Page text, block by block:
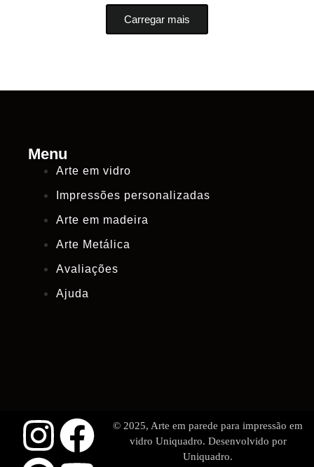
Carregar mais
Menu
Arte em vidro
Impressões personalizadas
Arte em madeira
Arte Metálica
Avaliações
Ajuda
© 2025, Arte em parede para impressão em
vidro Uniquadro. Desenvolvido por
Uniquadro.